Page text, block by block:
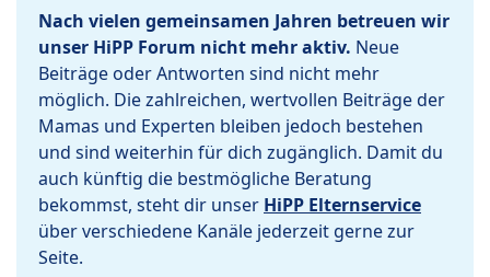
Nach vielen gemeinsamen Jahren betreuen wir
unser HiPP Forum nicht mehr aktiv. Neue
Beiträge oder Antworten sind nicht mehr
möglich. Die zahlreichen, wertvollen Beiträge der
Mamas und Experten bleiben jedoch bestehen
und sind weiterhin für dich zugänglich. Damit du
auch künftig die bestmögliche Beratung
bekommst, steht dir unser HiPP Elternservice
über verschiedene Kanäle jederzeit gerne zur
Seite.